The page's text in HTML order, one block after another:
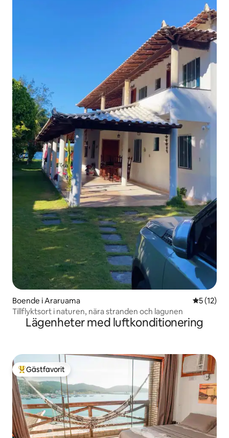
Boende i Araruama 5 av 5 i
5 (12)
Tillflyktsort i naturen, nära stranden och lagunen
Lägenheter med luftkonditionering
Populär gästfavorit
Gästfavorit